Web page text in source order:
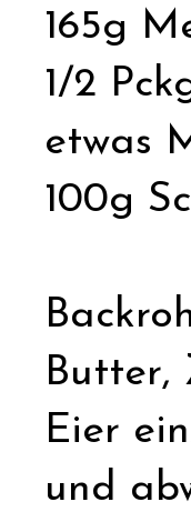
165g
1/2
etwas
100g
Butter,
Eier
und